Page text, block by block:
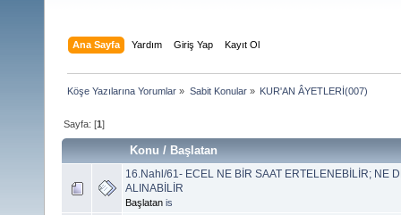
Ana Sayfa Yardım Giriş Yap Kayıt Ol
Köşe Yazılarına Yorumlar » Sabit Konular» KUR'AN ÂYETLERİ(007)
Sayfa: [1]
Konu /Başlatan
16.Nahl/61- ECEL NE BİR SAAT ERTELENEBİLİR; NE
ALINABİLİR
Başlatan is